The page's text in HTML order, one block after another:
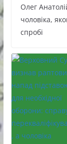
Олег
чоловіка,
спробі